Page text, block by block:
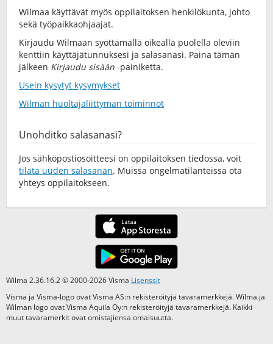
Wilmaa käyttävät myös oppilaitoksen henkilökunta, johto
sekä työpaikkaohjaajat.
Kirjaudu Wilmaan syöttämällä oikealla puolella oleviin
kenttiin käyttäjätunnuksesi ja salasanasi. Paina tämän
jälkeen Kirjaudu sisään -painiketta.
Usein kysytyt kysymykset
Wilman huoltajaliittymän toiminnot
Unohditko salasanasi?
Jos sähköpostiosoitteesi on oppilaitoksen tiedossa, voit
tilata uuden salasanan. Muissa ongelmatilanteissa ota
yhteys oppilaitokseen.
Wilma 2.36.16.2 © 2000-2026 Visma Lisenssit
Visma ja Visma-logo ovat Visma AS:n rekisteröityjä tavaramerkkejä. Wilma ja
Wilman logo ovat Visma Aquila Oy:n rekisteröityjä tavaramerkkejä. Kaikki
muut tavaramerkit ovat omistajiensa omaisuutta.